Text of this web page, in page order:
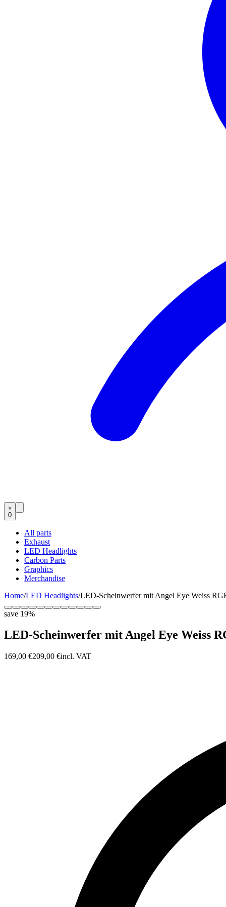
0
All parts
Exhaust
LED Headlights
Carbon Parts
Graphics
Merchandise
Home/LED Headlights/LED-Scheinwerfer mit Angel Eye Weiss
save 19%
LED-Scheinwerfer mit Angel Eye Weiss
169,00 €209,00 €incl. VAT